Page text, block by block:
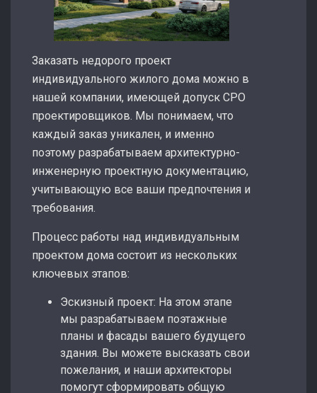
Заказать недорого проект
индивидуального жилого дома можно в
нашей компании, имеющей допуск СРО
проектировщиков. Мы понимаем, что
каждый заказ уникален, и именно
поэтому разрабатываем архитектурно-
инженерную проектную документацию,
учитывающую все ваши предпочтения и
требования.
Процесс работы над индивидуальным
проектом дома состоит из нескольких
ключевых этапов:
Эскизный проект: На этом этапе
мы разрабатываем поэтажные
планы и фасады вашего будущего
здания. Вы можете высказать свои
пожелания, и наши архитекторы
помогут сформировать общую